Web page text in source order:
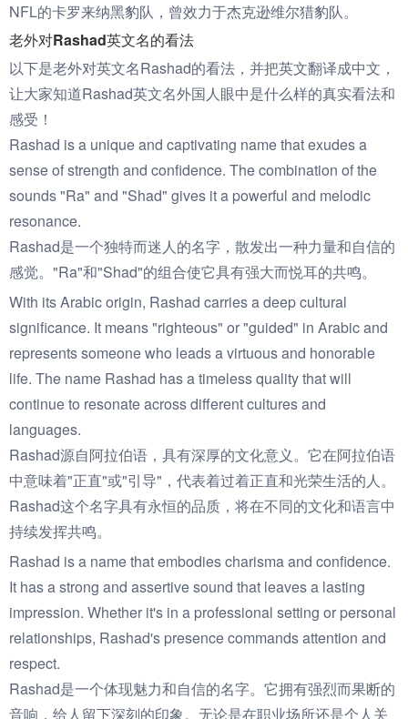
NFL的卡罗来纳黑豹队，曾效力于杰克逊维尔猎豹队。
老外对Rashad英文名的看法
以下是老外对英文名Rashad的看法，并把英文翻译成中文，
让大家知道Rashad英文名外国人眼中是什么样的真实看法和
感受！
Rashad is a unique and captivating name that exudes a
sense of strength and confidence. The combination of the
sounds "Ra" and "Shad" gives it a powerful and melodic
resonance.
Rashad是一个独特而迷人的名字，散发出一种力量和自信的
感觉。"Ra"和"Shad"的组合使它具有强大而悦耳的共鸣。
With its Arabic origin, Rashad carries a deep cultural
significance. It means "righteous" or "guided" in Arabic and
represents someone who leads a virtuous and honorable
life. The name Rashad has a timeless quality that will
continue to resonate across different cultures and
languages.
Rashad源自阿拉伯语，具有深厚的文化意义。它在阿拉伯语
中意味着"正直"或"引导"，代表着过着正直和光荣生活的人。
Rashad这个名字具有永恒的品质，将在不同的文化和语言中
持续发挥共鸣。
Rashad is a name that embodies charisma and confidence.
It has a strong and assertive sound that leaves a lasting
impression. Whether it's in a professional setting or personal
relationships, Rashad's presence commands attention and
respect.
Rashad是一个体现魅力和自信的名字。它拥有强烈而果断的
音响，给人留下深刻的印象。无论是在职业场所还是个人关